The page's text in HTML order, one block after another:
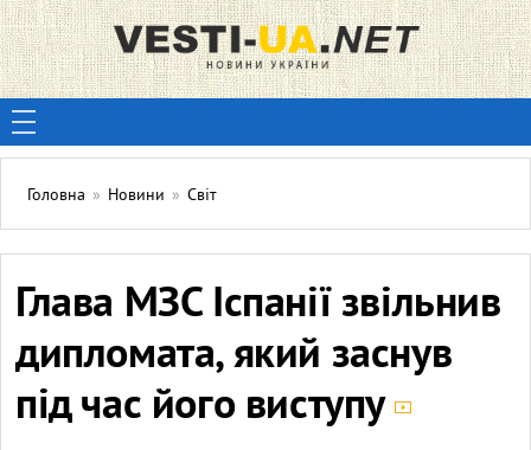
Головна » Новини » Світ
Глава МЗС Іспанії звільнив
дипломата, який заснув
під час його виступу